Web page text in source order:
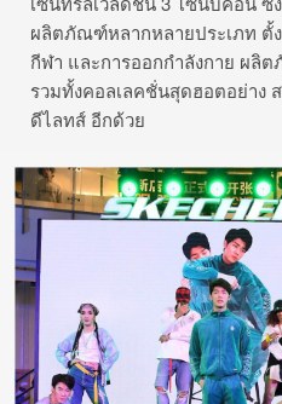
ผลิตภัณฑ์หลากหลายประเภท ตั้
กีฬา และการออกกำลังกาย ผลิ
รวมทั้งคอลเลคชั่นสุดฮอตอย่าง
ดีไลทส์ อีกด้วย